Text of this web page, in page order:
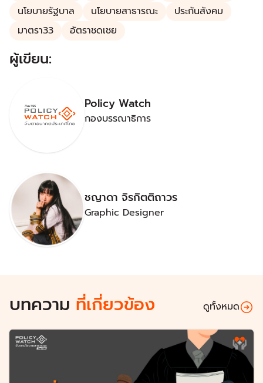
นโยบายรัฐบาล
นโยบายสาธารณะ
ประกันสังคม
มาตรา33
อัตราชดเชย
ผู้เขียน:
Policy Watch
กองบรรณาธิการ
ชญาดา จิรกิตติถาวร
Graphic Designer
บทความ ที่เกี่ยวข้อง ดูทั้งหมด